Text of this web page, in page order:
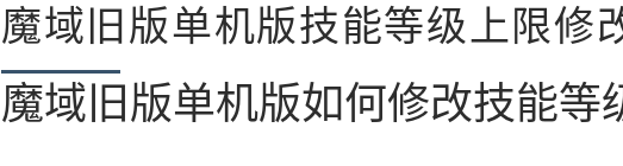
魔域旧版单机版技能等级上限修
魔域旧版单机版如何修改技能等